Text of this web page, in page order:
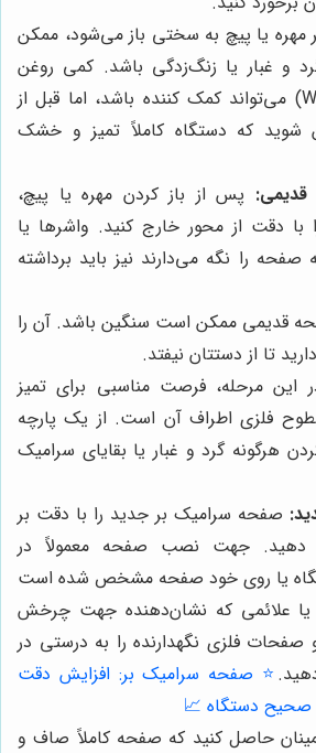
مهره یا پیچ به سختی باز می‌شود، ممکن
و غبار یا زنگ‌زدگی باشد. کمی روغن
نفوذکننده (WD-40) می‌تواند کمک کننده باشد، اما قبل از
شوید که دستگاه کاملاً تمیز و خشک
پس از باز کردن مهره یا پیچ،
دقت از محور خارج کنید. واشرها یا
را نگه می‌دارند نیز باید برداشته
قدیمی ممکن است سنگین باشد. آن را
تا از دستتان نیفتد.
این مرحله، فرصت مناسبی برای تمیز
فلزی اطراف آن است. از یک پارچه
هرگونه گرد و غبار یا بقایای سرامیک
صفحه سرامیک بر جدید را با دقت بر
دهید. جهت نصب صفحه معمولاً در
یا روی خود صفحه مشخص شده است
یا علائمی که نشان‌دهنده جهت چرخش
فلزی نگهدارنده را به درستی در
⭐️ صفحه سرامیک بر: افزایش دقت
صحیح دستگاه 📈
حاصل کنید که صفحه کاملاً صاف و